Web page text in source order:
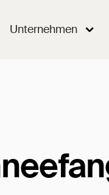
Unternehmen